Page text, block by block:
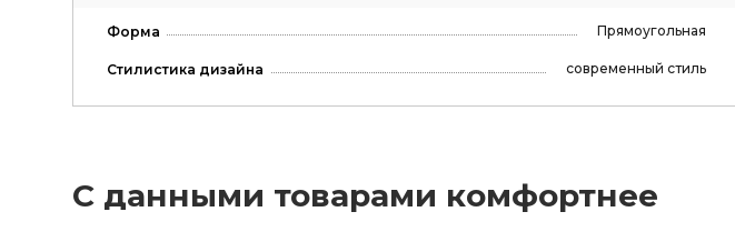
Форма Прямоугольная
Стилистика дизайна современный стиль
С данными товарами комфортнее